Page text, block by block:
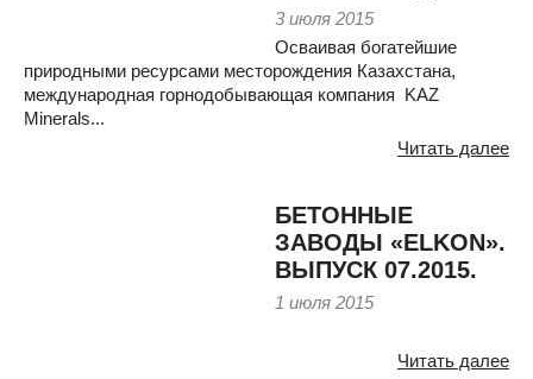
3 июля 2015
Осваивая богатейшие
природными ресурсами месторождения Казахстана,
международная горнодобывающая компания KAZ
Minerals...
Читать далее
БЕТОННЫЕ
ЗАВОДЫ «ELKON».
ВЫПУСК 07.2015.
1 июля 2015
Читать далее